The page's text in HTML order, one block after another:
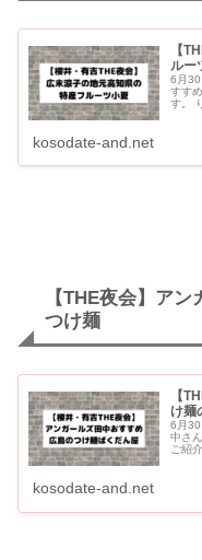
【
ルー
6月30
すす
す。 りんごのように包丁で皮をむいて、白い部分も一緒に
kosodate-and.net
【THE夜会】ア
つけ麺
【
け麺
6月30
中さ
ご紹介します。 アンガ
kosodate-and.net